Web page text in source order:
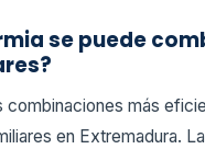
se puede
combinaciones más
en Extremadura.